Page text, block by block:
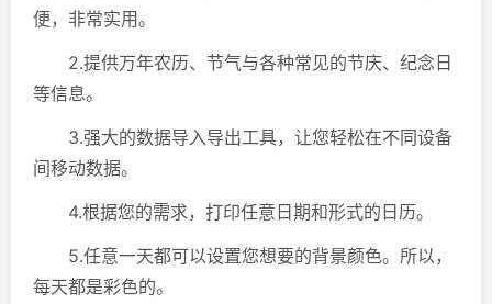
便，非常实用。
2.提供万年农历、节气与各种常见的节庆、纪念日
等信息。
3.强大的数据导入导出工具，让您轻松在不同设备
间移动数据。
4.根据您的需求，打印任意日期和形式的日历。
5.任意一天都可以设置您想要的背景颜色。所以，
每天都是彩色的。